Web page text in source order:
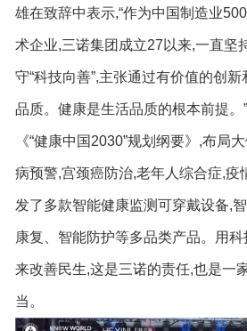
雄在致辞中表示,“作为中国制造业
术企业,三诺集团成立27以来,一直坚
守“科技向善”,主张通过有价值的创
品质。健康是生活品质的根本前提。
《“健康中国2030”规划纲要》,布局
病预警,宫颈癌防治,老年人综合症,疫
发了多款智能健康监测可穿戴设备,
康复、智能防护等多品类产品。用
来改善民生,这是三诺的责任,也是一
当。